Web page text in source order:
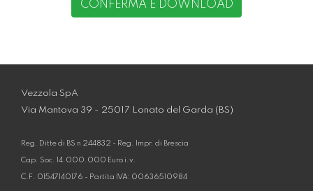
CONFERMA E DOWNLOAD
Vezzola SpA
Via Mantova 39 - 25017 Lonato del Garda (BS)
Reg. Ditte di BS n 244832 - Reg. Impr. di Brescia
Cap. Soc. 14.000.000 Euro i.v.
C.F. 01547140176 - Partita IVA: 00636510984